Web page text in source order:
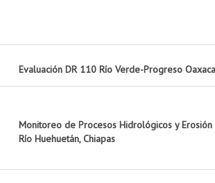
Evaluación DR 110 Río Verde-Progreso
Monitoreo de Procesos Hidrológicos y
Río Huehuetán, Chiapas